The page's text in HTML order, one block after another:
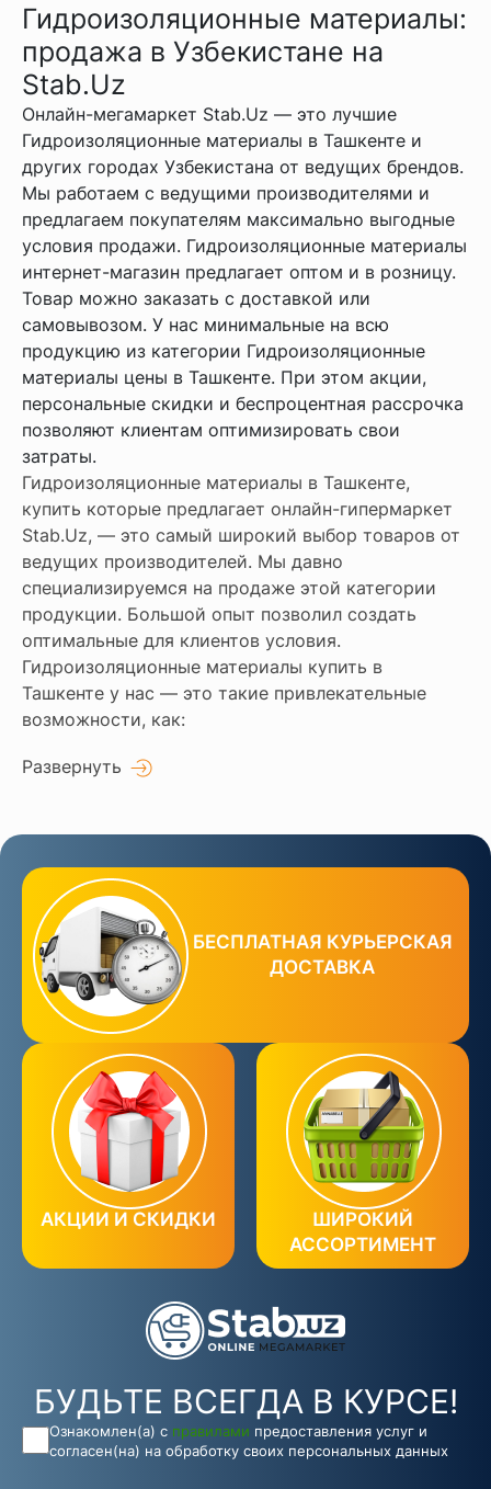
Гидроизоляционные материалы:
продажа в Узбекистане на
Stab.Uz
Онлайн-мегамаркет Stab.Uz — это лучшие
Гидроизоляционные материалы в Ташкенте и
других городах Узбекистана от ведущих брендов.
Мы работаем с ведущими производителями и
предлагаем покупателям максимально выгодные
условия продажи. Гидроизоляционные материалы
интернет-магазин предлагает оптом и в розницу.
Товар можно заказать с доставкой или
самовывозом. У нас минимальные на всю
продукцию из категории Гидроизоляционные
материалы цены в Ташкенте. При этом акции,
персональные скидки и беспроцентная рассрочка
позволяют клиентам оптимизировать свои
затраты.
Гидроизоляционные материалы в Ташкенте,
купить которые предлагает онлайн-гипермаркет
Stab.Uz, — это самый широкий выбор товаров от
ведущих производителей. Мы давно
специализируемся на продаже этой категории
продукции. Большой опыт позволил создать
оптимальные для клиентов условия.
Гидроизоляционные материалы купить в
Ташкенте у нас — это такие привлекательные
возможности, как:
Развернуть
БЕСПЛАТНАЯ КУРЬЕРСКАЯ
ДОСТАВКА
АКЦИИ И СКИДКИ
ШИРОКИЙ
АССОРТИМЕНТ
БУДЬТЕ ВСЕГДА В КУРСЕ!
Ознакомлен(а) с правилами предоставления услуг и
согласен(на) на обработку своих персональных данных